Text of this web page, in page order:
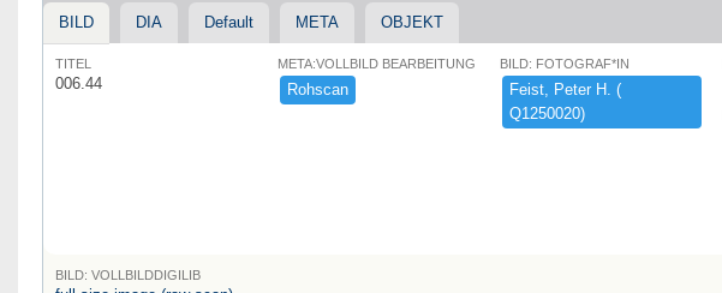
BILD DIA Default META OBJEKT
TITEL
006.44
META:VOLLBILD BEARBEITUNG
Rohscan
BILD: FOTOGRAF*IN
Feist,​ ​Peter ​H.​ ​(​
Q1250020)​
BILD: VOLLBILDDIGILIB